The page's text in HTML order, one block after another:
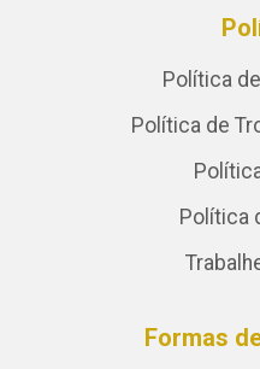
Política
Política de
Política
Formas